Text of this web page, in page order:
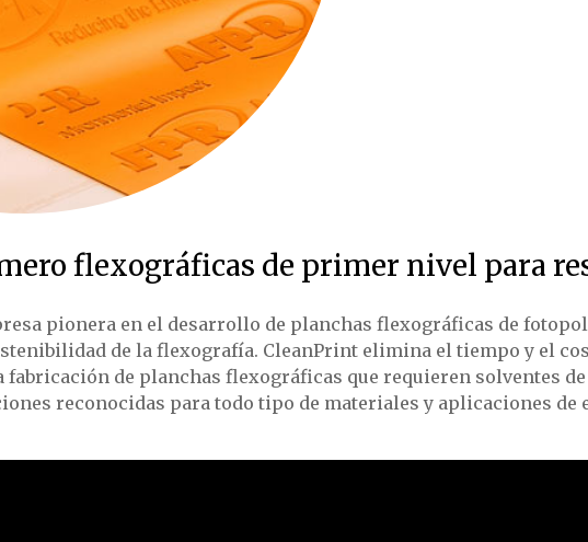
flexográficas de primer nivel para
pionera en el desarrollo de planchas flexográficas de
de la flexografía. CleanPrint elimina el tiempo y el
de planchas flexográficas que requieren solventes de
reconocidas para todo tipo de materiales y aplicaciones de